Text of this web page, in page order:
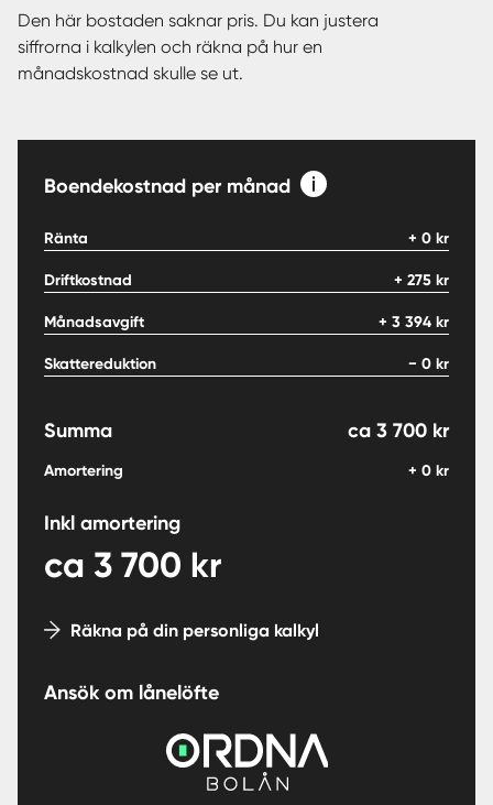
Den här bostaden saknar pris. Du kan justera
siffrorna i kalkylen och räkna på hur en
månadskostnad skulle se ut.
Boendekostnad per månad
Ränta + 0 kr
Driftkostnad + 275 kr
Månadsavgift + 3 394 kr
Skattereduktion − 0 kr
Summa ca 3 700 kr
Amortering + 0 kr
Inkl amortering
ca 3 700 kr
Räkna på din personliga kalkyl
Ansök om lånelöfte